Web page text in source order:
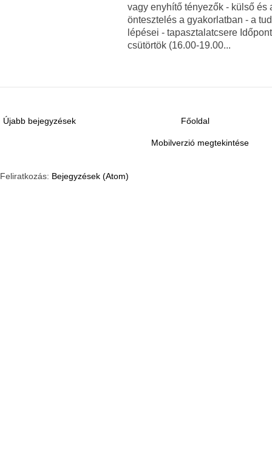
vagy enyhítő tényezők - külső és
öntesztelés a gyakorlatban - a
lépései - tapasztalatcsere
csütörtök (16.00-19.00...
Újabb bejegyzések Főoldal
Mobilverzió megtekintése
Feliratkozás: Bejegyzések (Atom)